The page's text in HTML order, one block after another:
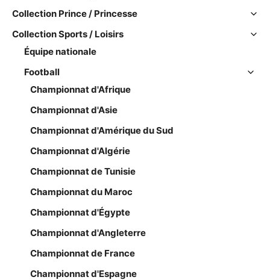
Collection Prince / Princesse
Collection Sports / Loisirs
Équipe nationale
Football
Championnat d'Afrique
Championnat d'Asie
Championnat d'Amérique du Sud
Championnat d'Algérie
Championnat de Tunisie
Championnat du Maroc
Championnat d'Égypte
Championnat d'Angleterre
Championnat de France
Championnat d'Espagne